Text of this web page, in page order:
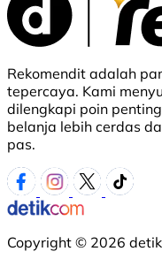
Rekomendit adalah
tepercaya. Kami
dilengkapi poin
belanja lebih cerdas
pas.
Copyright © 2026